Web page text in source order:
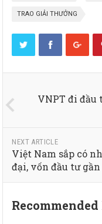
TRAO GIẢI THƯỞNG
VNPT đi đầu
NEXT ARTICLE
Việt Nam sắp có
đại, vốn đầu tư